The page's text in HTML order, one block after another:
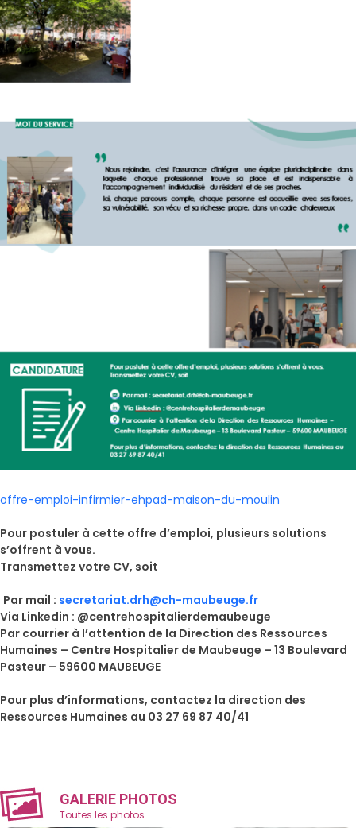
offre-emploi-infirmier-ehpad-maison-du-moulin
Pour postuler à cette offre d’emploi, plusieurs solutions
s’offrent à vous.
Transmettez votre CV, soit
Par mail : secretariat.drh@ch-maubeuge.fr
Via Linkedin : @centrehospitalierdemaubeuge
Par courrier à l’attention de la Direction des Ressources
Humaines – Centre Hospitalier de Maubeuge – 13 Boulevard
Pasteur – 59600 MAUBEUGE
Pour plus d’informations, contactez la direction des
Ressources Humaines au 03 27 69 87 40/41
GALERIE PHOTOS
Toutes les photos